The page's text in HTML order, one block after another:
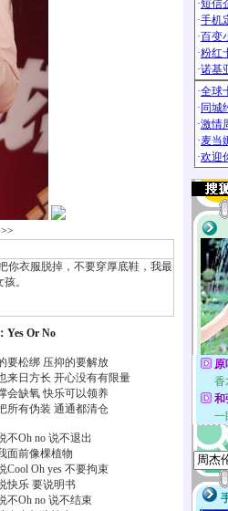
你衣服脱掉，不要穿厚底鞋，我最
。
Yes Or No
要松绑 压抑的要解放
来日方长 开心没有有限量
会缺氧 快乐可以领养
所有伪装 通通都清仓
不Oh no 说不退出
面前像棵植物
Cool Oh yes 不要拘束
快乐 要说明书
不Oh no 说不结束